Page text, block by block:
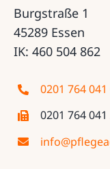
Burgstraße 1
45289 Essen
IK: 460 504 862
0201 764 041
0201 764 041